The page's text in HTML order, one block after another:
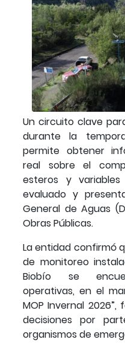
Un circuito clave
durante la
permite obtener
real sobre el
esteros y
evaluado y
General de Aguas
Obras Públicas.
La entidad confirmó
de monitoreo
Biobío se
operativas, en el
MOP Invernal
decisiones por
organismos de